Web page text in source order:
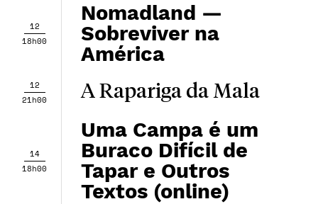
12
18h00
Nomadland —
Sobreviver na
América
12
21h00
A Rapariga da Mala
14
18h00
Uma Campa é um
Buraco Difícil de
Tapar e Outros
Textos (online)